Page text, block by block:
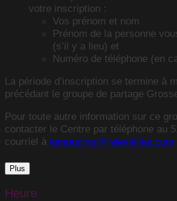
votre inscription :
Vos prénom et nom
Prénom de la personne
(s’il y a lieu) et
Numéro de téléphone (en
La période d’inscription se termine à
précédant le groupe de partage
Pour toute autre information sur ce
contacter le Centre par téléphone au
courriel à lempreinte@relevailles.com
Plus
Heure